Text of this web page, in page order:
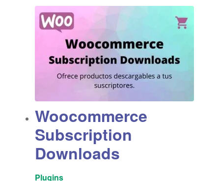
Woocommerce
Subscription
Downloads
Plugins